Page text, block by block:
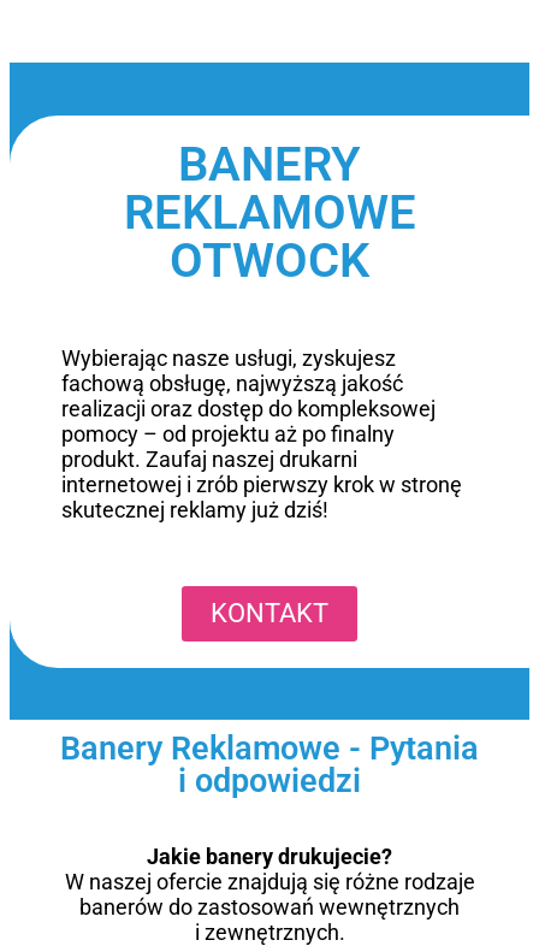
BANERY
REKLAMOWE
OTWOCK
Wybierając nasze usługi, zyskujesz
fachową obsługę, najwyższą jakość
realizacji oraz dostęp do kompleksowej
pomocy – od projektu aż po finalny
produkt. Zaufaj naszej drukarni
internetowej i zrób pierwszy krok w stronę
skutecznej reklamy już dziś!
KONTAKT
Banery Reklamowe - Pytania
i odpowiedzi
Jakie banery drukujecie?
W naszej ofercie znajdują się różne rodzaje
banerów do zastosowań wewnętrznych
i zewnętrznych.